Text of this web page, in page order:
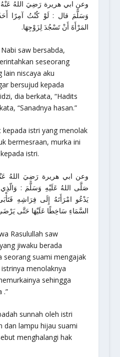
وعن ابي هريرة رَضِيَ اللهُ
وَسَلًّمَ قال : لَوْ كُنْتُ آمِرًا
المَرْأَةَ أَنْ تَسْجُدَ لِزَوْجِهَا.
saw bersabda,
seseorang
lain niscaya aku
bersujud kepada
dia berkata, “Hadits
“Sanadnya hasan.”
kepada istri yang menolak
bermesraan, murka ini
istri.
وعن ابي هريرة رَضِيَ اللهُ
صَلَّى اللهُ عَلَيْهِ وَسَلًّمَ :
يَدْعُو امْرَأَتَهُ إِلَى فِرَاشِهِ
السَّمَاءِ سَاخِطًا عَلَيْهَا حَتَّى
Rasulullah saw
jiwaku berada
seorang suami mengajak
menolaknya
sehingga
.”
sunnah oleh istri
dan lampu hijau suami
menghalangi hak